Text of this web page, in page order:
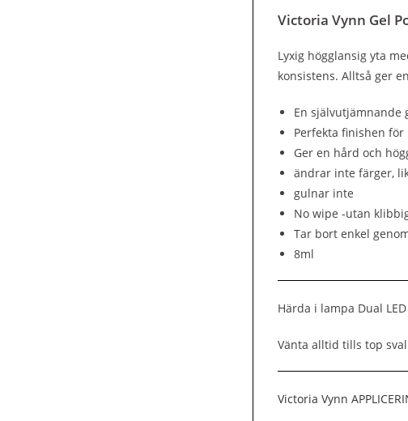
Victoria Vynn Gel
Lyxig högglansig yta
konsistens. Alltså ger
En självutjämnande
Perfekta finishen
Ger en hård och
ändrar inte färger,
gulnar inte
No wipe -utan
Tar bort enkel
8ml
Härda i lampa Dual
Vänta alltid tills top
Victoria Vynn